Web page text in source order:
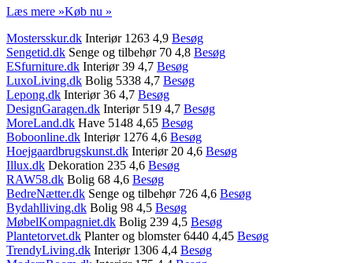
Læs mere »Køb nu »
Mostersskur.dk Interiør 1263 4,9 Besøg
Sengetid.dk Senge og tilbehør 70 4,8 Besøg
ESfurniture.dk Interiør 39 4,7 Besøg
LuxoLiving.dk Bolig 5338 4,7 Besøg
Lepong.dk Interiør 36 4,7 Besøg
DesignGaragen.dk Interiør 519 4,7 Besøg
MoreLand.dk Have 5148 4,65 Besøg
Boboonline.dk Interiør 1276 4,6 Besøg
Hoejgaardbrugskunst.dk Interiør 20 4,6 Besøg
Illux.dk Dekoration 235 4,6 Besøg
RAW58.dk Bolig 68 4,6 Besøg
BedreNætter.dk Senge og tilbehør 726 4,6 Besøg
Bydahlliving.dk Bolig 98 4,5 Besøg
MøbelKompagniet.dk Bolig 239 4,5 Besøg
Plantetorvet.dk Planter og blomster 6440 4,45 Besøg
TrendyLiving.dk Interiør 1306 4,4 Besøg